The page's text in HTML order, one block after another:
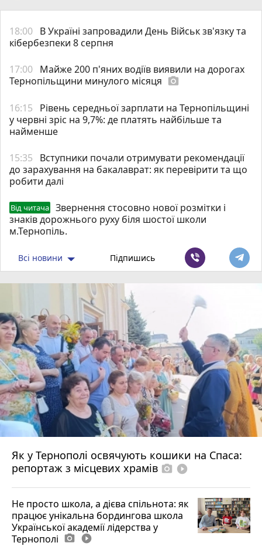
18:00 В Україні запровадили День Військ зв'язку та
кібербезпеки 8 серпня
17:00 Майже 200 п'яних водіїв виявили на дорогах
Тернопільщини минулого місяця photo_camera
16:15
Рівень середньої зарплати на Тернопільщині
у червні зріс на 9,7%: де платять найбільше та
найменше
15:35
Вступники почали отримувати рекомендації
до зарахування на бакалаврат: як перевірити та що
робити далі
Від читача
Звернення стосовно нової розмітки і
знаків дорожнього руху біля шостої школи
м.Тернопіль.
Всі новини Підпишись
Як у Тернополі освячують кошики на Спаса:
репортаж з місцевих храмів photo_camera play_circle_filled
Не просто школа, а дієва спільнота: як
працює унікальна бордингова школа
Української академії лідерства у
Тернополі photo_camera play_circle_filled